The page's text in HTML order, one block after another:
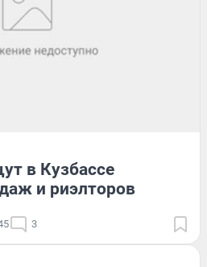
в Кузбассе
и риэлторов
3